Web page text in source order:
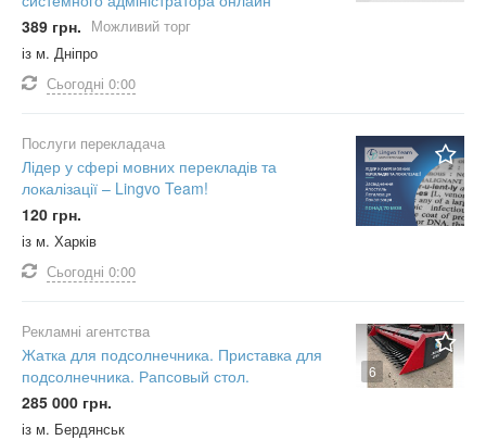
389 грн. Можливий торг
із м. Дніпро
Сьогодні 0:00
Послуги перекладача
Лідер у сфері мовних перекладів та
локалізації – Lingvo Team!
120 грн.
із м. Харків
Сьогодні 0:00
6
Рекламні агентства
Жатка для подсолнечника. Приставка для
подсолнечника. Рапсовый стол.
285 000 грн.
із м. Бердянськ